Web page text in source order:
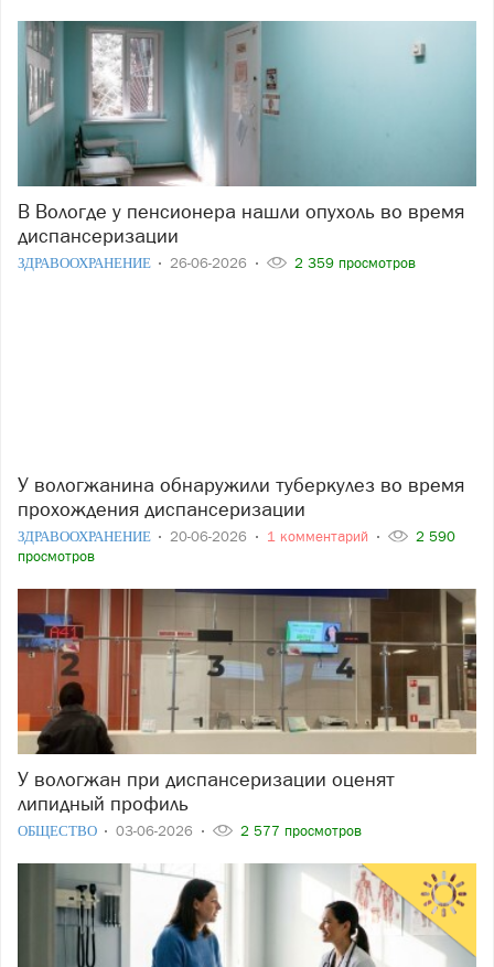
В Вологде у пенсионера нашли опухоль во время
диспансеризации
ЗДРАВООХРАНЕНИЕ 26-06-2026 2 359 просмотров
У вологжанина обнаружили туберкулез во время
прохождения диспансеризации
ЗДРАВООХРАНЕНИЕ 20-06-2026 1 комментарий
2 590
просмотров
У вологжан при диспансеризации оценят
липидный профиль
ОБЩЕСТВО 03-06-2026 2 577 просмотров